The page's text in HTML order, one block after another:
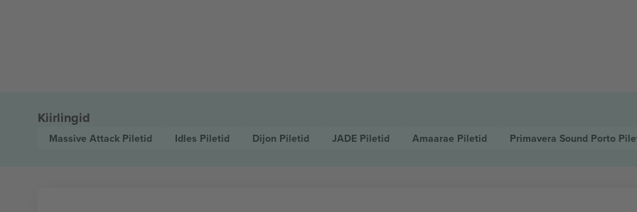
Kiirlingid
Massive Attack Piletid Idles Piletid Dijon Piletid JADE Piletid Amaarae Piletid Primavera Sound Porto